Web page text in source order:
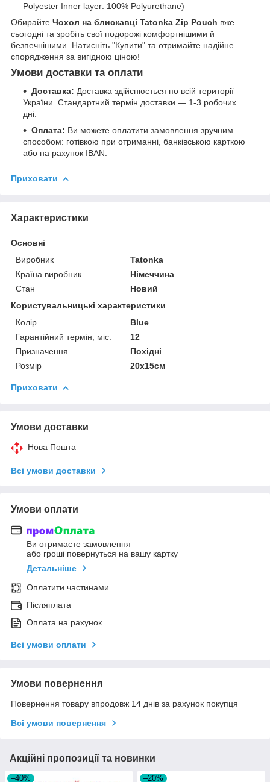
Polyester Inner layer: 100% Polyurethane)
Обирайте Чохол на блискавці Tatonka Zip Pouch вже
сьогодні та зробіть свої подорожі комфортнішими й
безпечнішими. Натисніть "Купити" та отримайте надійне
спорядження за вигідною ціною!
Умови доставки та оплати
Доставка: Доставка здійснюється по всій території
України. Стандартний термін доставки — 1-3 робочих
дні.
Оплата: Ви можете оплатити замовлення зручним
способом: готівкою при отриманні, банківською карткою
або на рахунок IBAN.
Приховати
Характеристики
Основні
Виробник
Tatonka
Країна виробник
Німеччина
Стан
Новий
Користувальницькі характеристики
Колір
Blue
Гарантійний термін, міс.
12
Призначення
Похідні
Розмір
20х15см
Приховати
Умови доставки
Нова Пошта
Всі умови доставки
Умови оплати
Ви отримаєте замовлення
або гроші повернуться на вашу картку
Детальніше
Оплатити частинами
Післяплата
Оплата на рахунок
Всі умови оплати
Умови повернення
Повернення товару впродовж 14 днів за рахунок покупця
Всі умови повернення
Акційні пропозиції та новинки
–40% –20%